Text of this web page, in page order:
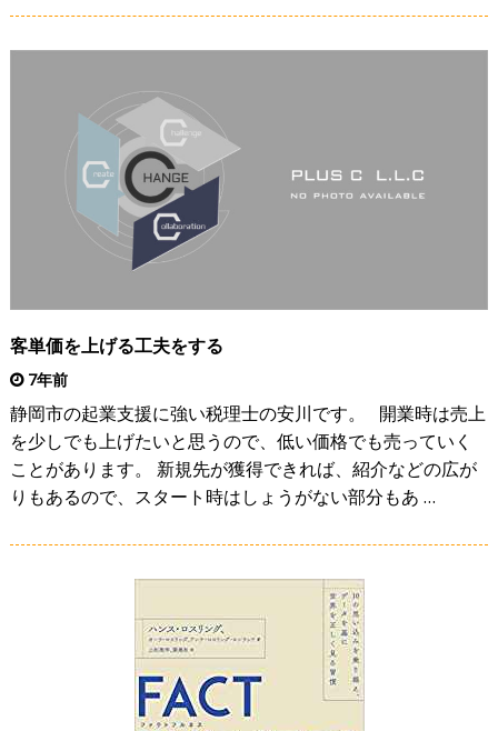
客単価を上げる工夫をする
7年前
静岡市の起業支援に強い税理士の安川です。 開業時は売上
を少しでも上げたいと思うので、低い価格でも売っていく
ことがあります。 新規先が獲得できれば、紹介などの広が
りもあるので、スタート時はしょうがない部分もあ …